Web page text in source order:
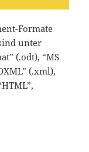
Formate
unter
(.odt), “MS
(.xml),